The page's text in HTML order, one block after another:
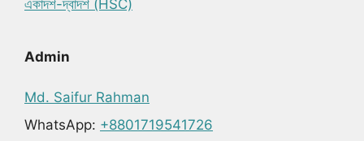
একাদশ-দ্বাদশ (HSC)
Admin
Md. Saifur Rahman
WhatsApp: +8801719541726